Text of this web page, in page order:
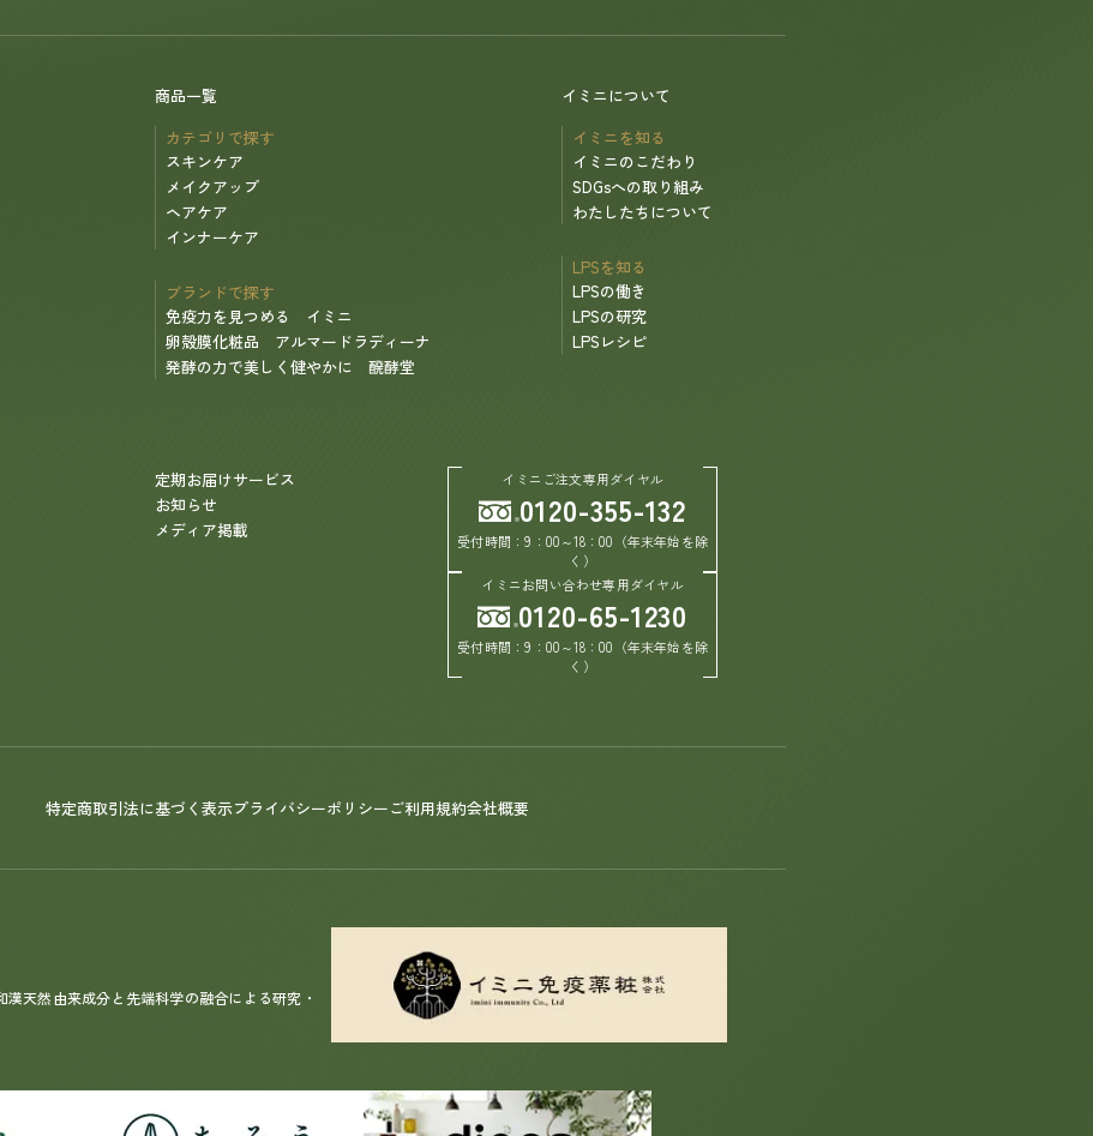
商品一覧
カテゴリで探す
スキンケア
メイクアップ
ヘアケア
インナーケア
ブランドで探す
免疫力を見つめる イミニ
卵殻膜化粧品 アルマードラディーナ
発酵の力で美しく健やかに 醗酵堂
イミニについて
イミニを知る
イミニのこだわり
SDGsへの取り組み
わたしたちについて
LPSを知る
LPSの働き
LPSの研究
LPSレシピ
定期お届けサービス
お知らせ
メディア掲載
イミニご注文専用ダイヤル
0120-355-132
受付時間：9：00～18：00（年末年始を除
く）
イミニお問い合わせ専用ダイヤル
0120-65-1230
受付時間：9：00～18：00（年末年始を除
く）
特定商取引法に基づく表示プライバシーポリシーご利用規約会社概要
天然由来成分と先端科学の融合による研究・